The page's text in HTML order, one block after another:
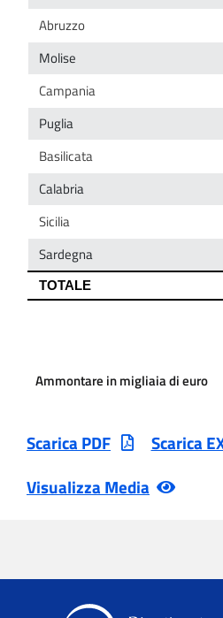
Ammontare in migliaia di euro